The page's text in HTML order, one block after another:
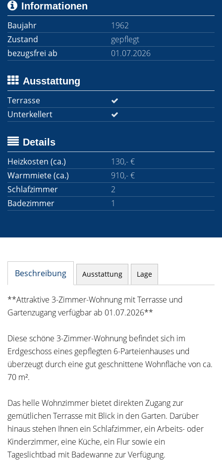
Informationen
Baujahr
1962
Zustand
gepflegt
bezugsfrei ab
01.07.2026
Ausstattung
Terrasse
Unterkellert
Details
Heizkosten (ca.)
130,- €
Warmmiete (ca.)
910,- €
Schlafzimmer
2
Badezimmer
1
Beschreibung Ausstattung Lage
**Attraktive 3-Zimmer-Wohnung mit Terrasse und
Gartenzugang verfügbar ab 01.07.2026**
Diese schöne 3-Zimmer-Wohnung befindet sich im
Erdgeschoss eines gepflegten 6-Parteienhauses und
überzeugt durch eine gut geschnittene Wohnfläche von ca.
70 m².
Das helle Wohnzimmer bietet direkten Zugang zur
gemütlichen Terrasse mit Blick in den Garten. Darüber
hinaus stehen Ihnen ein Schlafzimmer, ein Arbeits- oder
Kinderzimmer, eine Küche, ein Flur sowie ein
Tageslichtbad mit Badewanne zur Verfügung.